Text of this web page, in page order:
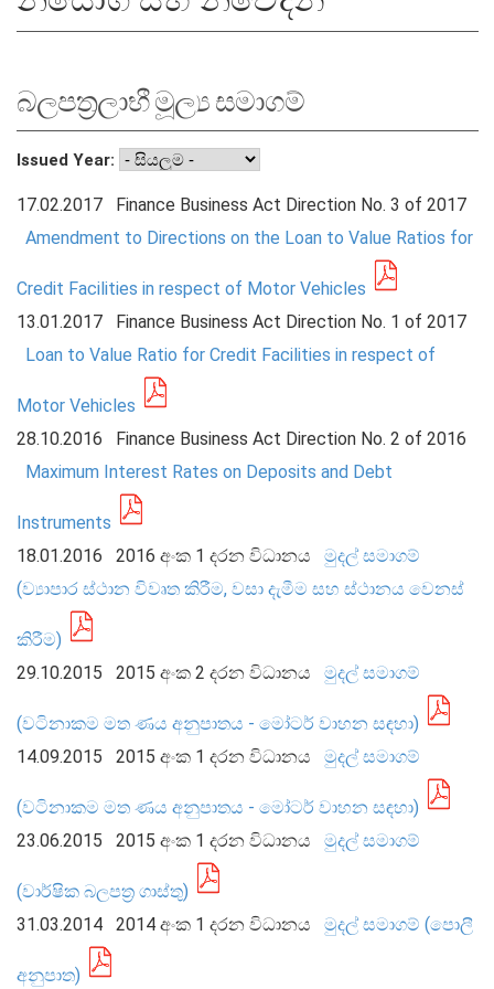
පාලන ව්‍යුහය
ප්‍රධාන නිලධාරීන්
දෙපාර්තමේන්තු
පාලන සංග්‍රහ සහ ප්‍රතිපත්ති
මුදල් ප්‍රතිපත්තිය
මූල්‍ය පද්ධති ස්ථායිතාව
බැංකු නො වන මූල්‍ය හා කල්බදු අංශය
ප්‍රාථමික අලෙවිකරුවන්
ක්ෂුද්‍රමූල්‍ය අංශය
බලපත්‍රලාභී මූල්‍ය සමාගම්
Issued Year:
17.02.2017
Finance Business Act Direction No. 3 of 2017
Amendment to Directions on the Loan to Value Ratios for
Credit Facilities in respect of Motor Vehicles
13.01.2017
Finance Business Act Direction No. 1 of 2017
Loan to Value Ratio for Credit Facilities in respect of
Motor Vehicles
28.10.2016
Finance Business Act Direction No. 2 of 2016
Maximum Interest Rates on Deposits and Debt
Instruments
18.01.2016
2016 අංක 1 දරන විධානය
මුදල් සමාගම්
(ව්‍යාපාර ස්ථාන විවෘත කිරීම, වසා දැමීම සහ ස්ථානය වෙනස්
කිරීම)
29.10.2015
2015 අංක 2 දරන විධානය මුදල් සමාගම්
(වටිනාකම මත ණය අනුපාතය - මෝටර් වාහන සඳහා)
14.09.2015
2015 අංක 1 දරන විධානය මුදල් සමාගම්
(වටිනාකම මත ණය අනුපාතය - මෝටර් වාහන සඳහා)
23.06.2015
2015 අංක 1 දරන විධානය මුදල් සමාගම්
(වාර්ෂික බලපත්‍ර ගාස්තු)
31.03.2014
2014 අංක 1 දරන විධානය මුදල් සමාගම් (පොලී
අනුපාත)